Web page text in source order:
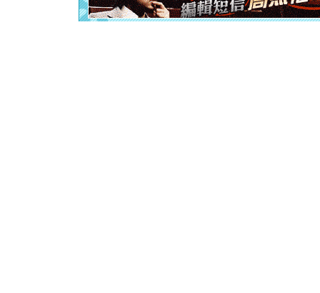
[元旦]当
泣，这痛